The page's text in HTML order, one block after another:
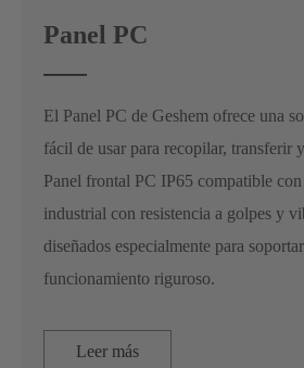
Panel PC
El Panel PC de Geshem ofrece una
fácil de usar para recopilar, transferir
Panel frontal PC IP65 compatible
industrial con resistencia a golpes y
diseñados especialmente para
funcionamiento riguroso.
Leer más